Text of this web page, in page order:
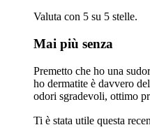
Valuta con 5 su 5 stelle.
Mai più senza
Premetto che ho una
ho dermatite è davvero
odori sgradevoli, ottimo
Ti è stata utile questa